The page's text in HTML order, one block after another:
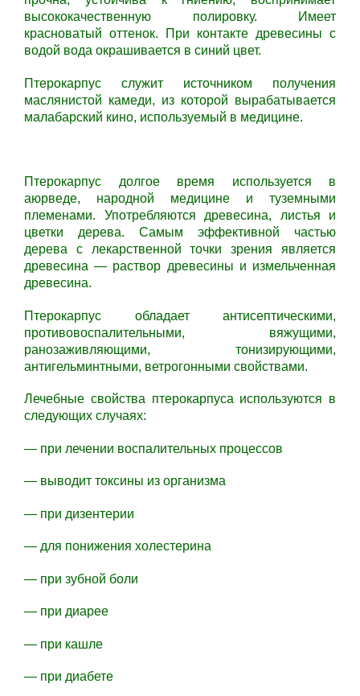
высококачественную полировку. Имеет
красноватый оттенок. При контакте древесины с
водой вода окрашивается в синий цвет.
Птерокарпус служит источником получения
маслянистой камеди, из которой вырабатывается
малабарский кино, используемый в медицине.
Птерокарпус долгое время используется в
аюрведе, народной медицине и туземными
племенами. Употребляются древесина, листья и
цветки дерева. Самым эффективной частью
дерева с лекарственной точки зрения является
древесина — раствор древесины и измельченная
древесина.
Птерокарпус обладает антисептическими,
противовоспалительными, вяжущими,
ранозаживляющими, тонизирующими,
антигельминтными, ветрогонными свойствами.
Лечебные свойства птерокарпуса используются в
следующих случаях:
— при лечении воспалительных процессов
— выводит токсины из организма
— при дизентерии
— для понижения холестерина
— при зубной боли
— при диарее
— при кашле
— при диабете